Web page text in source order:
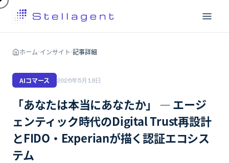
ホーム›インサイト ›記事詳細
AIコマース 2026年5月18日
「あなたは本当にあなたか」 — エージ
ェンティック時代のDigital Trust再設計
とFIDO・Experianが描く認証エコシス
テム